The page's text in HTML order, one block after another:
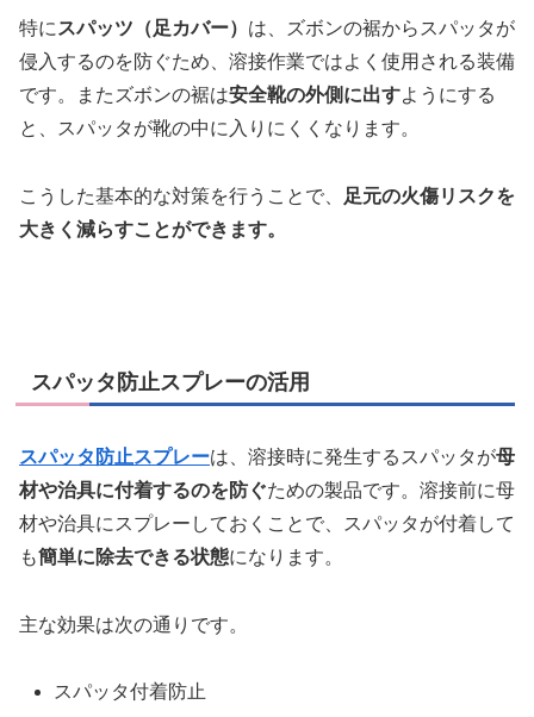
特に スパッツ（足カバー） は、ズボンの裾からスパッタが
侵入するのを防ぐため、溶接作業ではよく使用される装備
です。またズボンの裾は安全靴の外側に出すようにする
と、スパッタが靴の中に入りにくくなります。
こうした基本的な対策を行うことで、
足元の火傷リスクを
大きく減らすことができます。
スパッタ防止スプレーの活用
スパッタ防止スプレーは、溶接時に発生するスパッタが母
材や治具に付着するのを防ぐための製品です。溶接前に母
材や治具にスプレーしておくことで、スパッタが付着して
も簡単に除去できる状態になります。
主な効果は次の通りです。
スパッタ付着防止